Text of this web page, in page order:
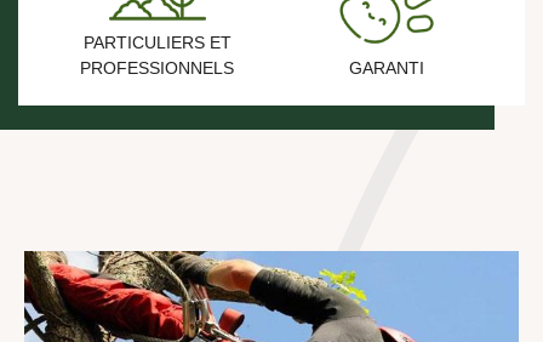
PARTICULIERS ET
PROFESSIONNELS
GARANTI